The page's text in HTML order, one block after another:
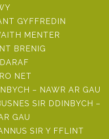
GYFFREDIN
MENTER
BRENIG
NET
– NAWR AR GAU
SIR DDINBYCH –
GAU
SIR Y FFLINT